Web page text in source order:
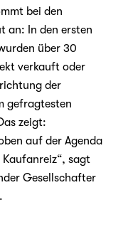
bei den
an: In den ersten
über 30
verkauft oder
der
gefragtesten
zeigt:
auf der Agenda
sagt
Gesellschafter